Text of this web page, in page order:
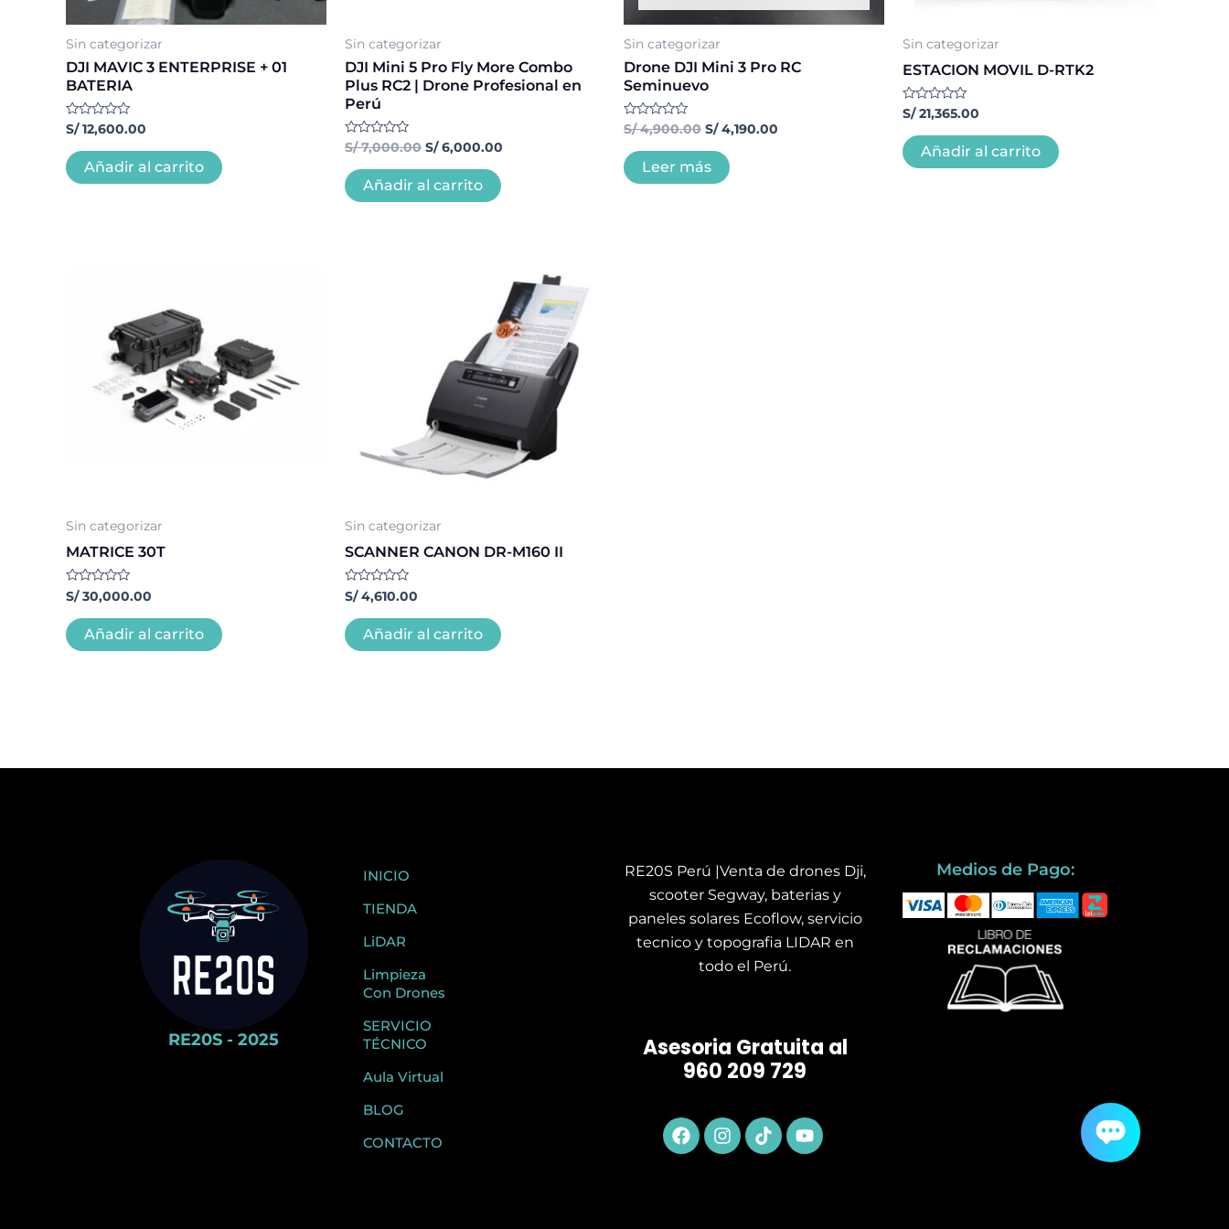
Sin categorizar
DJI MAVIC 3 ENTERPRISE + 01
BATERIA
Valorado
con
de
5
S/12,600.00
Añadir al carrito
Sin categorizar
DJI Mini 5 Pro Fly More Combo
Plus RC2 | Drone Profesional en
Perú
Valorado
con
de
5
S/7,000.00 S/6,000.00
Añadir al carrito
Sin categorizar
Drone DJI Mini 3 Pro RC
Seminuevo
Valorado
con
de
5
S/4,900.00 S/4,190.00
Leer más
Sin categorizar
ESTACION MOVIL D-RTK2
Valorado
con
de
5
S/21,365.00
Añadir al carrito
Sin categorizar
MATRICE 30T
Valorado
con
de
5
S/30,000.00
Añadir al carrito
Sin categorizar
SCANNER CANON DR-M160 II
Valorado
con
de
5
S/4,610.00
Añadir al carrito
RE20S - 2025
INICIO
TIENDA
LiDAR
Limpieza
Con Drones
SERVICIO
TÉCNICO
Aula Virtual
BLOG
CONTACTO
RE20S Perú |Venta de drones Dji,
scooter Segway, baterias y
paneles solares Ecoflow, servicio
tecnico y topografia LIDAR en
todo el Perú.
Asesoria Gratuita al
960 209 729
Facebook
Instagram
TiktokYoutube
Medios de Pago: